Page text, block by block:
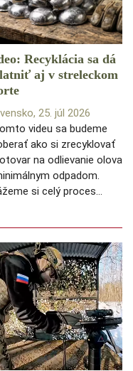
Recyklácia sa dá
aj v streleckom
25. júl 2026
videu sa budeme
ako si zrecyklovať
na odlievanie olova
odpadom.
si celý proces…